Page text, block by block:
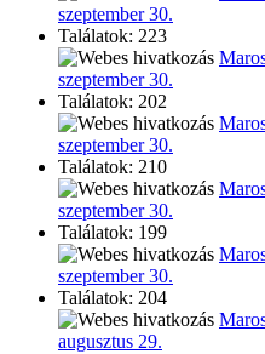
szeptember 30.
Találatok: 223
szeptember 30.
Találatok: 202
szeptember 30.
Találatok: 210
szeptember 30.
Találatok: 199
szeptember 30.
Találatok: 204
augusztus 29.